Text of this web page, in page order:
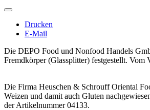
Drucken
E-Mail
Die DEPO Food und Nonfood Handels
Fremdkörper (Glassplitter) festgestellt. Vom
Die Firma Heuschen & Schrouff Oriental
Weizen und damit auch Gluten
der Artikelnummer 04133.